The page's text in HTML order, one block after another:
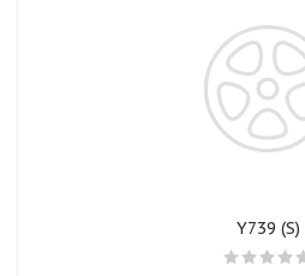
Y739 (S)